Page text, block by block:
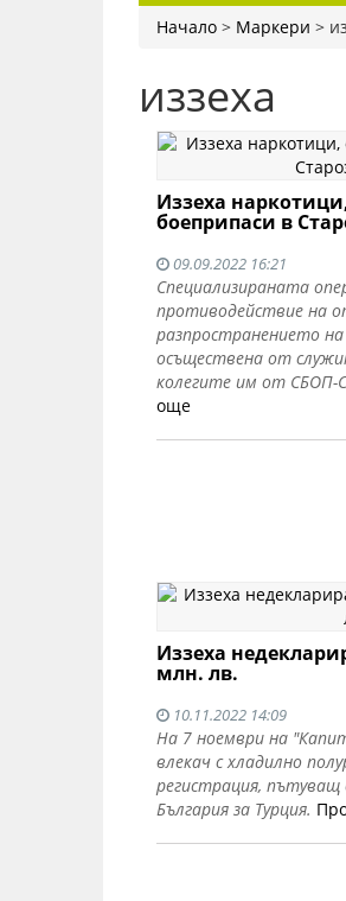
Начало > Маркери >
иззеха
Иззеха
боеприпаси в
09.09.2022 16:21
Специализираната
противодействие на
разпространението
осъществена от
колегите им от СБОП-
още
Иззеха
млн. лв.
10.11.2022 14:09
На 7 ноември на
влекач с хладилно
регистрация, пътуващ
България за Турция.